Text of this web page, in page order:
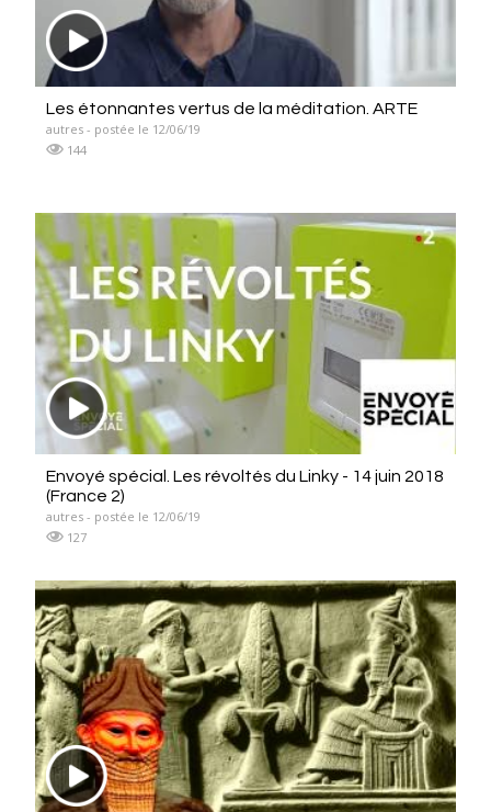
Les étonnantes vertus de la méditation. ARTE
autres - postée le 12/06/19
144
Envoyé spécial. Les révoltés du Linky - 14 juin 2018
(France 2)
autres - postée le 12/06/19
127